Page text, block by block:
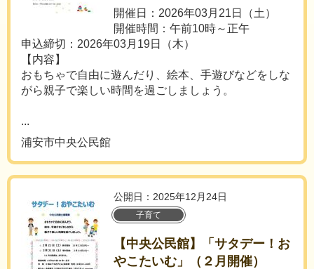
開催日：2026年03月21日（土）
開催時間：午前10時～正午
申込締切：2026年03月19日（木）
【内容】
おもちゃで自由に遊んだり、絵本、手遊びなどをしな
がら親子で楽しい時間を過ごしましょう。
...
浦安市中央公民館
公開日：2025年12月24日
子育て
【中央公民館】「サタデー！お
やこたいむ」（２月開催）